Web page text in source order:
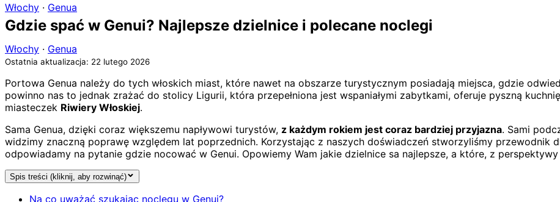
Włochy · Genua
Gdzie spać w Genui? Najlepsze dzielnice i polecane noclegi
Włochy · Genua
Ostatnia aktualizacja: 22 lutego 2026
Portowa Genua należy do tych włoskich miast, które nawet na obszarze turystycznym posiadają miejsca, gdzie
powinno nas to jednak zrażać do stolicy Ligurii, która przepełniona jest wspaniałymi zabytkami, oferuje pyszną
miasteczek Riwiery Włoskiej.
Sama Genua, dzięki coraz większemu napływowi turystów, z każdym rokiem jest coraz bardziej przyjazna. Sami
widzimy znaczną poprawę względem lat poprzednich. Korzystając z naszych doświadczeń stworzyliśmy przewodnik
odpowiadamy na pytanie gdzie nocować w Genui. Opowiemy Wam jakie dzielnice sa najlepsze, a które, z
Spis treści (kliknij, aby rozwinąć)
Na co uważać szukając noclegu w Genui?